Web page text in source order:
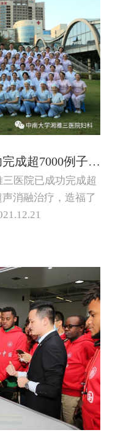
中南大学湘雅三医院已成功完成超7000例子宫、良恶性疾病的聚焦超声消融治疗
医院已成功完成超
消融治疗，造福了